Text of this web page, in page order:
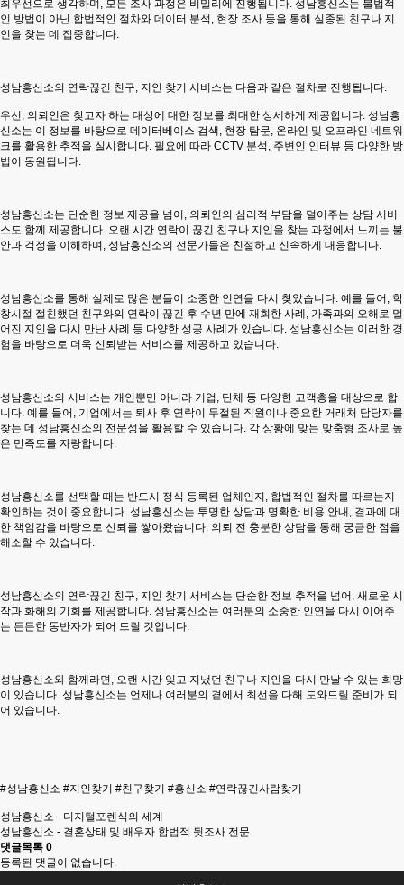
최우선으로 생각하며, 모든 조사 과정은 비밀리에 진행됩니다. 성남흥신소는 불법적
인 방법이 아닌 합법적인 절차와 데이터 분석, 현장 조사 등을 통해 실종된 친구나 지
인을 찾는 데 집중합니다.
성남흥신소의 연락끊긴 친구, 지인 찾기 서비스는 다음과 같은 절차로 진행됩니다.
우선, 의뢰인은 찾고자 하는 대상에 대한 정보를 최대한 상세하게 제공합니다. 성남흥
신소는 이 정보를 바탕으로 데이터베이스 검색, 현장 탐문, 온라인 및 오프라인 네트워
크를 활용한 추적을 실시합니다. 필요에 따라 CCTV 분석, 주변인 인터뷰 등 다양한 방
법이 동원됩니다.
성남흥신소는 단순한 정보 제공을 넘어, 의뢰인의 심리적 부담을 덜어주는 상담 서비
스도 함께 제공합니다. 오랜 시간 연락이 끊긴 친구나 지인을 찾는 과정에서 느끼는 불
안과 걱정을 이해하며, 성남흥신소의 전문가들은 친절하고 신속하게 대응합니다.
성남흥신소를 통해 실제로 많은 분들이 소중한 인연을 다시 찾았습니다. 예를 들어, 학
창시절 절친했던 친구와의 연락이 끊긴 후 수년 만에 재회한 사례, 가족과의 오해로 멀
어진 지인을 다시 만난 사례 등 다양한 성공 사례가 있습니다. 성남흥신소는 이러한 경
험을 바탕으로 더욱 신뢰받는 서비스를 제공하고 있습니다.
성남흥신소의 서비스는 개인뿐만 아니라 기업, 단체 등 다양한 고객층을 대상으로 합
니다. 예를 들어, 기업에서는 퇴사 후 연락이 두절된 직원이나 중요한 거래처 담당자를
찾는 데 성남흥신소의 전문성을 활용할 수 있습니다. 각 상황에 맞는 맞춤형 조사로 높
은 만족도를 자랑합니다.
성남흥신소를 선택할 때는 반드시 정식 등록된 업체인지, 합법적인 절차를 따르는지
확인하는 것이 중요합니다. 성남흥신소는 투명한 상담과 명확한 비용 안내, 결과에 대
한 책임감을 바탕으로 신뢰를 쌓아왔습니다. 의뢰 전 충분한 상담을 통해 궁금한 점을
해소할 수 있습니다.
성남흥신소의 연락끊긴 친구, 지인 찾기 서비스는 단순한 정보 추적을 넘어, 새로운 시
작과 화해의 기회를 제공합니다. 성남흥신소는 여러분의 소중한 인연을 다시 이어주
는 든든한 동반자가 되어 드릴 것입니다.
성남흥신소와 함께라면, 오랜 시간 잊고 지냈던 친구나 지인을 다시 만날 수 있는 희망
이 있습니다. 성남흥신소는 언제나 여러분의 곁에서 최선을 다해 도와드릴 준비가 되
어 있습니다.
#성남흥신소 #지인찾기 #친구찾기 #흥신소 #연락끊긴사람찾기
성남흥신소 - 디지털포렌식의 세계
성남흥신소 - 결혼상태 및 배우자 합법적 뒷조사 전문
댓글목록 0
등록된 댓글이 없습니다.